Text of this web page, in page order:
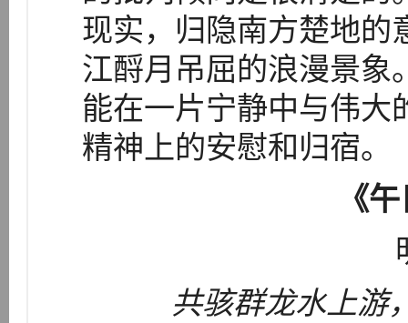
现实，归隐南方楚地的
江酹月吊屈的浪漫景象
能在一片宁静中与伟大
精神上的安慰和归宿。
《
共骇群龙水上游